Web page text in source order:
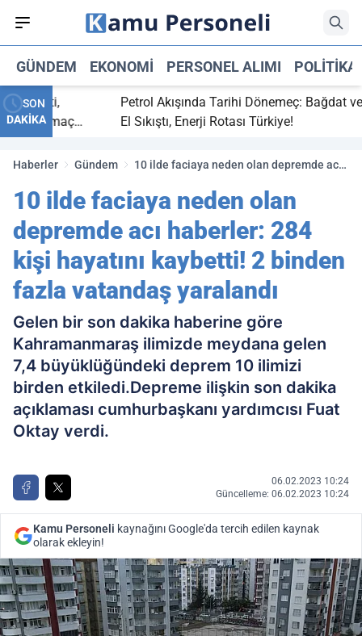
GÜNDEM EKONOMI PERSONEL ALIMI POLITIKA
SON
DAKİKA
bitti,
maç
Petrol Akışında Tarihi Dönemeç: Bağdat ve
El Sıkıştı, Enerji Rotası Türkiye!
Haberler Gündem
10 ilde faciaya neden olan depremde acı
binden fazla vatandaş yaralandı
10 ilde faciaya neden olan
depremde acı haberler: 284
kişi hayatını kaybetti! 2 binden
fazla vatandaş yaralandı
Gelen bir son dakika haberine göre
Kahramanmaraş ilimizde meydana gelen
7,4 büyüklüğündeki deprem 10 ilimizi
birden etkiledi.Depreme ilişkin son dakika
açıklaması cumhurbaşkanı yardımcısı Fuat
Oktay verdi.
06.02.2023 10:24
Güncelleme: 06.02.2023 10:24
Kamu Personeli kaynağını Google'da tercih edilen kaynak
olarak ekleyin!